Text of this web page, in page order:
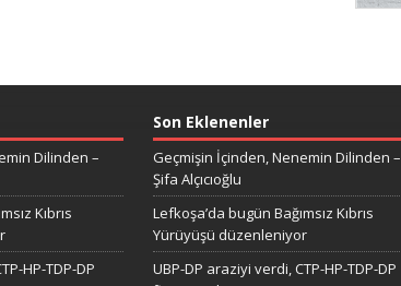
Dilinden –
Kıbrıs
HP-TDP-DP
Son Eklenenler
Geçmişin İçinden, Nenemin Dilinden –
Şifa Alçıcıoğlu
Lefkoşa’da bugün Bağımsız Kıbrıs
Yürüyüşü düzenleniyor
UBP-DP araziyi verdi, CTP-HP-TDP-DP